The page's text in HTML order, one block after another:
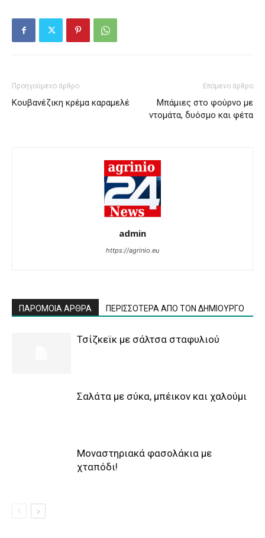
Προηγούμενο άρθρο
Κουβανέζικη κρέμα καραμελέ
Επόμενο άρθρο
Μπάμιες στο φούρνο με
ντομάτα, δυόσμο και φέτα
admin
https://agrinio.eu
ΠΑΡΟΜΟΙΑ ΑΡΘΡΑ ΠΕΡΙΣΣΟΤΕΡΑ ΑΠΟ ΤΟΝ ΔΗΜΙΟΥΡΓΟ
Τσίζκεϊκ με σάλτσα σταφυλιού
Σαλάτα με σύκα, μπέικον και χαλούμι
Μοναστηριακά φασολάκια με
χταπόδι!